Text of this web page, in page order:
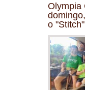
Olympia
o "Stitch"